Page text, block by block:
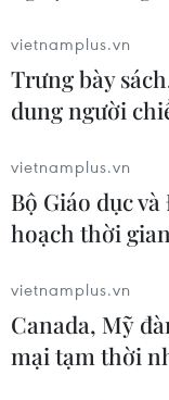
Chương trình
vietnamplus.vn
Trưng bày
dung người
vietnamplus.vn
Bộ Giáo dục
hoạch thời
vietnamplus.vn
Canada, Mỹ
mại tạm thời